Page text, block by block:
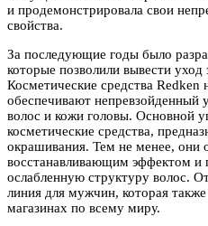
и продемонстрировала свои
свойства.
За последующие годы было
которые позволили вывести
Косметические средства Redken
обеспечивают непревзойденный
волос и кожи головы. Основной
косметические средства,
окрашивания. Тем не менее, они
восстанавливающим эффектом и
ослабленную структуру волос.
линия для мужчин, которая
магазинах по всему миру.